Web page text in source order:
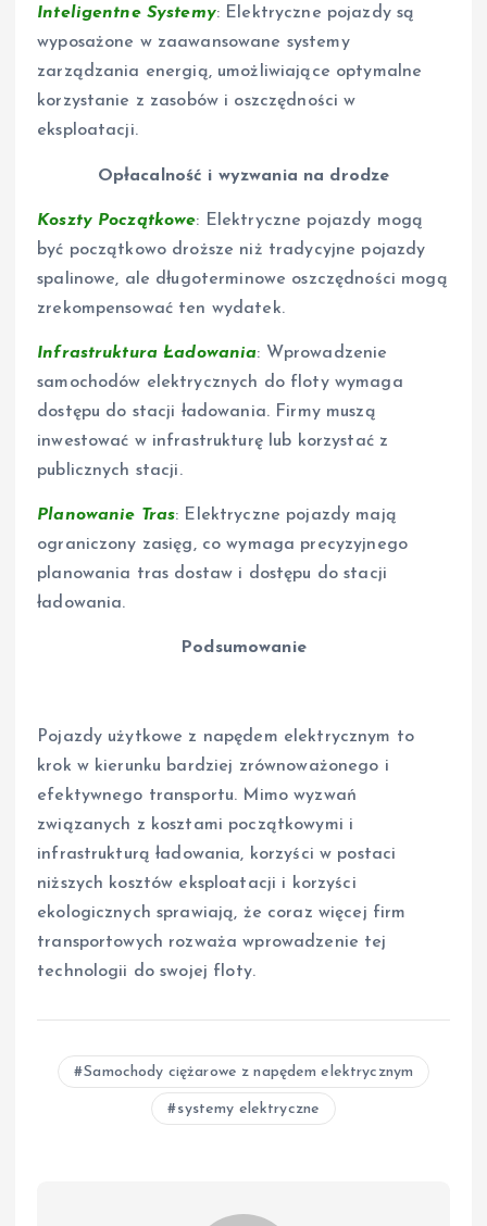
Inteligentne Systemy: Elektryczne pojazdy są
wyposażone w zaawansowane systemy
zarządzania energią, umożliwiające optymalne
korzystanie z zasobów i oszczędności w
eksploatacji.
Opłacalność i wyzwania na drodze
Koszty Początkowe: Elektryczne pojazdy mogą
być początkowo droższe niż tradycyjne pojazdy
spalinowe, ale długoterminowe oszczędności mogą
zrekompensować ten wydatek.
Infrastruktura Ładowania: Wprowadzenie
samochodów elektrycznych do floty wymaga
dostępu do stacji ładowania. Firmy muszą
inwestować w infrastrukturę lub korzystać z
publicznych stacji.
Planowanie Tras: Elektryczne pojazdy mają
ograniczony zasięg, co wymaga precyzyjnego
planowania tras dostaw i dostępu do stacji
ładowania.
Podsumowanie
Pojazdy użytkowe z napędem elektrycznym to
krok w kierunku bardziej zrównoważonego i
efektywnego transportu. Mimo wyzwań
związanych z kosztami początkowymi i
infrastrukturą ładowania, korzyści w postaci
niższych kosztów eksploatacji i korzyści
ekologicznych sprawiają, że coraz więcej firm
transportowych rozważa wprowadzenie tej
technologii do swojej floty.
Samochody ciężarowe z napędem elektrycznym
systemy elektryczne